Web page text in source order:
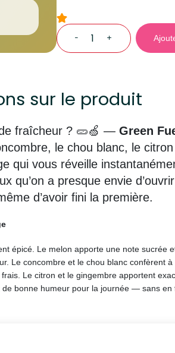
quantité
sur le produit
de fraîcheur ? 🥒🍏 — Green
le chou blanc, le
qui vous réveille
qu’on a presque envie
d’avoir fini la première.
épicé. Le melon apporte une note sucrée
Le concombre et le chou blanc confèrent à
Le citron et le gingembre apportent
de bonne humeur pour la journée — sans en
— grâce à